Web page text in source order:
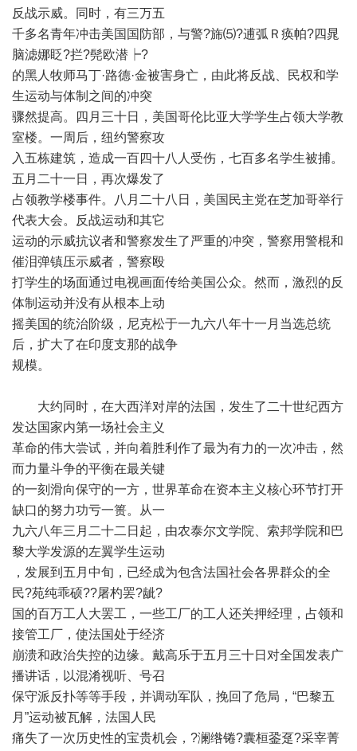
反战示威。同时，有三万五
千多名青年冲击美国国防部，与警?旆⑸?逋弧Ｒ痪帕?四晁
脑滤娜眨?拦?髡欧潜┝?
的黑人牧师马丁·路德·金被害身亡，由此将反战、民权和学
生运动与体制之间的冲突
骤然提高。四月三十日，美国哥伦比亚大学学生占领大学教
室楼。一周后，纽约警察攻
入五栋建筑，造成一百四十八人受伤，七百多名学生被捕。
五月二十一日，再次爆发了
占领教学楼事件。八月二十八日，美国民主党在芝加哥举行
代表大会。反战运动和其它
运动的示威抗议者和警察发生了严重的冲突，警察用警棍和
催泪弹镇压示威者，警察殴
打学生的场面通过电视画面传给美国公众。然而，激烈的反
体制运动并没有从根本上动
摇美国的统治阶级，尼克松于一九六八年十一月当选总统
后，扩大了在印度支那的战争
规模。
大约同时，在大西洋对岸的法国，发生了二十世纪西方
发达国家内第一场社会主义
革命的伟大尝试，并向着胜利作了最为有力的一次冲击，然
而力量斗争的平衡在最关键
的一刻滑向保守的一方，世界革命在资本主义核心环节打开
缺口的努力功亏一篑。从一
九六八年三月二十二日起，由农泰尔文学院、索邦学院和巴
黎大学发源的左翼学生运动
，发展到五月中旬，已经成为包含法国社会各界群众的全
民?苑纯乖硕??屠杓罢?龇?
国的百万工人大罢工，一些工厂的工人还关押经理，占领和
接管工厂，使法国处于经济
崩溃和政治失控的边缘。戴高乐于五月三十日对全国发表广
播讲话，以混淆视听、号召
保守派反扑等等手段，并调动军队，挽回了危局，“巴黎五
月”运动被瓦解，法国人民
痛失了一次历史性的宝贵机会，?澜绺锩?囊桓銎趸?采宰菁